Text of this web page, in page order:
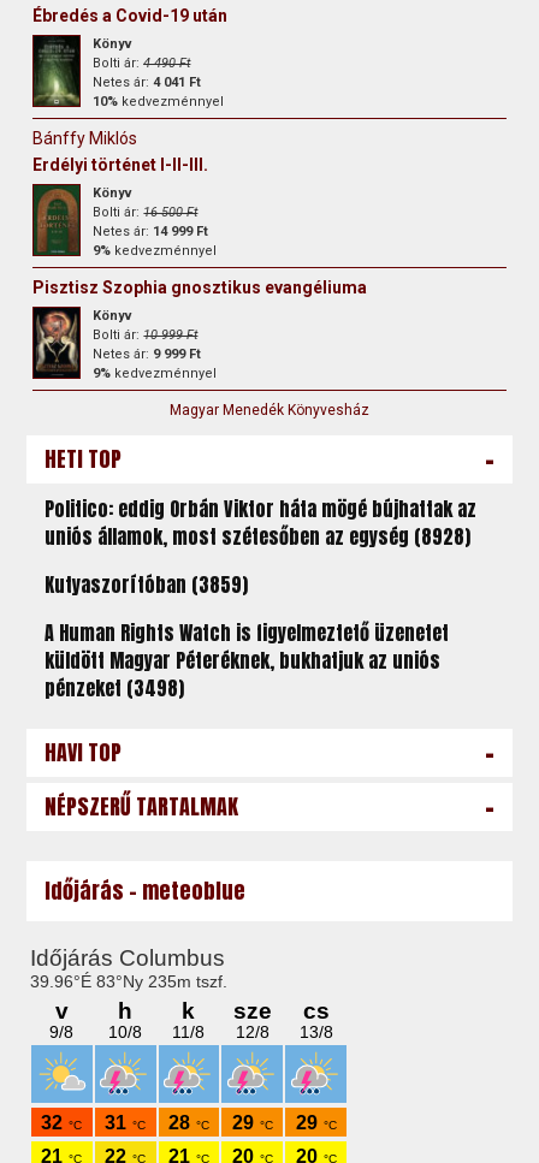
Ébredés a Covid-19 után
Könyv
Bolti ár:4 490 Ft
Netes ár:4 041 Ft
10% kedvezménnyel
Bánffy Miklós
Erdélyi történet I-II-III.
Könyv
Bolti ár:16 500 Ft
Netes ár: 14 999 Ft
9% kedvezménnyel
Pisztisz Szophia gnosztikus evangéliuma
Könyv
Bolti ár:10 999 Ft
Netes ár: 9 999 Ft
9% kedvezménnyel
Magyar Menedék Könyvesház
HETI TOP -
Politico: eddig Orbán Viktor háta mögé bújhattak az
uniós államok, most szétesőben az egység (8928)
Kutyaszorítóban (3859)
A Human Rights Watch is figyelmeztető üzenetet
küldött Magyar Péteréknek, bukhatjuk az uniós
pénzeket (3498)
HAVI TOP -
NÉPSZERŰ TARTALMAK -
Időjárás - meteoblue